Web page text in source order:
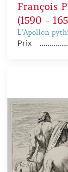
François
(1590 -
L'Apollon
Prix